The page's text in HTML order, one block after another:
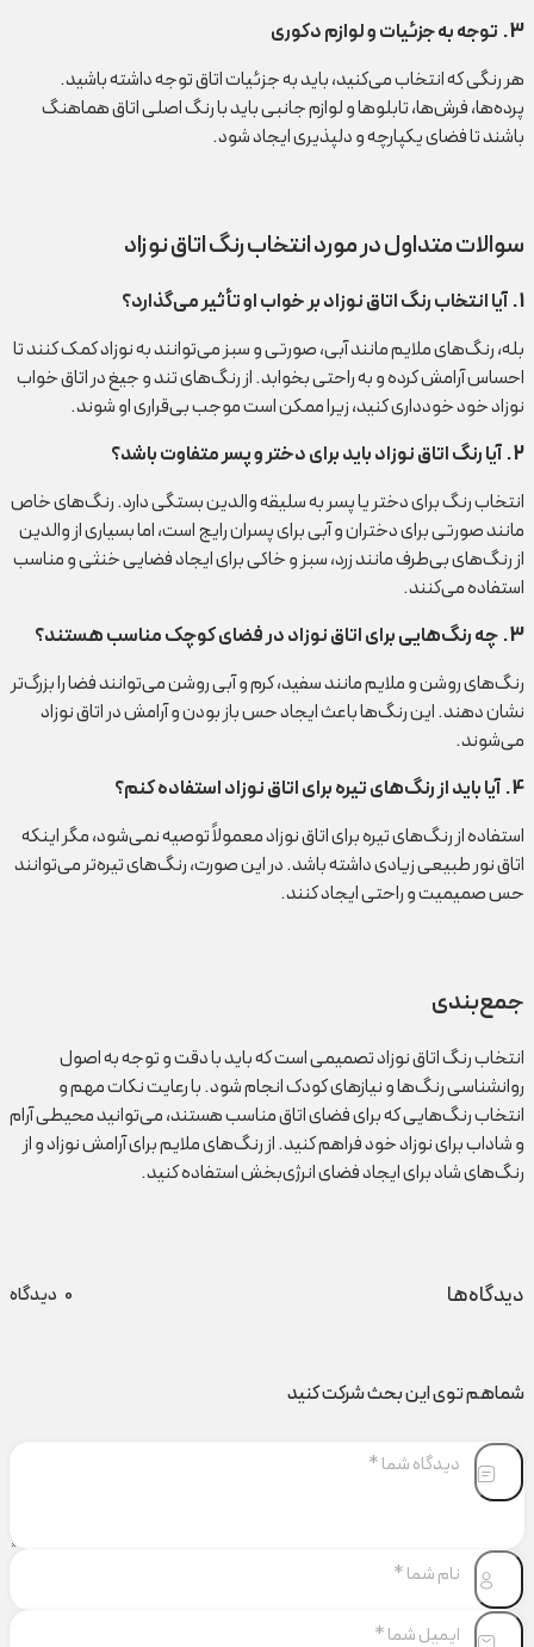
3
. توجه به جزئیات و لوازم دکوری
هر رنگی که انتخاب می‌کنید، باید به جزئیات اتاق توجه داشته باشید.
پرده‌ها، فرش‌ها، تابلوها و لوازم جانبی باید با رنگ اصلی اتاق هماهنگ
باشند تا فضای یکپارچه و دلپذیری ایجاد شود.
سوالات متداول در مورد انتخاب رنگ اتاق نوزاد
1
. آیا انتخاب رنگ اتاق نوزاد بر خواب او تأثیر می‌گذارد؟
بله، رنگ‌های ملایم مانند آبی، صورتی و سبز می‌توانند به نوزاد کمک کنند تا
احساس آرامش کرده و به راحتی بخوابد. از رنگ‌های تند و جیغ در اتاق خواب
نوزاد خود خودداری کنید، زیرا ممکن است موجب بی‌قراری او شوند.
2
. آیا رنگ اتاق نوزاد باید برای دختر و پسر متفاوت باشد؟
انتخاب رنگ برای دختر یا پسر به سلیقه والدین بستگی دارد. رنگ‌های خاص
مانند صورتی برای دختران و آبی برای پسران رایج است، اما بسیاری از والدین
از رنگ‌های بی‌طرف مانند زرد، سبز و خاکی برای ایجاد فضایی خنثی و مناسب
استفاده می‌کنند.
3
. چه رنگ‌هایی برای اتاق نوزاد در فضای کوچک مناسب هستند؟
رنگ‌های روشن و ملایم مانند سفید، کرم و آبی روشن می‌توانند فضا را بزرگ‌تر
نشان دهند. این رنگ‌ها باعث ایجاد حس باز بودن و آرامش در اتاق نوزاد
می‌شوند.
4
. آیا باید از رنگ‌های تیره برای اتاق نوزاد استفاده کنم؟
استفاده از رنگ‌های تیره برای اتاق نوزاد معمولاً توصیه نمی‌شود، مگر اینکه
اتاق نور طبیعی زیادی داشته باشد. در این صورت، رنگ‌های تیره‌تر می‌توانند
حس صمیمیت و راحتی ایجاد کنند.
جمع‌بندی
انتخاب رنگ اتاق نوزاد تصمیمی است که باید با دقت و توجه به اصول
روانشناسی رنگ‌ها و نیازهای کودک انجام شود. با رعایت نکات مهم و
انتخاب رنگ‌هایی که برای فضای اتاق مناسب هستند، می‌توانید محیطی آرام
و شاداب برای نوزاد خود فراهم کنید. از رنگ‌های ملایم برای آرامش نوزاد و از
رنگ‌های شاد برای ایجاد فضای انرژی‌بخش استفاده کنید.
دیدگاه‌ها 0 دیدگاه
شماهم توی این بحث شرکت کنید